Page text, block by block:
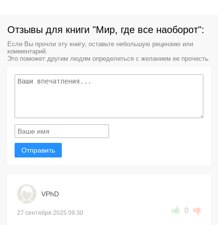
Отзывы для книги "Мир, где все наоборот":
Если Вы прочли эту книгу, оставьте небольшую рецензию или
комментарий.
Это поможет другим людям определиться с желанием ее прочесть.
Отправить
VPhD
27 сентября 2025 09:30 0